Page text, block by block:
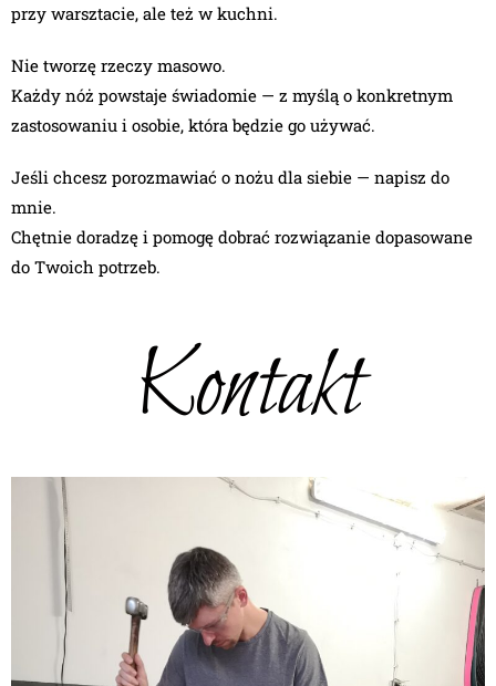
przy warsztacie, ale też w kuchni.
Nie tworzę rzeczy masowo.
Każdy nóż powstaje świadomie — z myślą o konkretnym
zastosowaniu i osobie, która będzie go używać.
Jeśli chcesz porozmawiać o nożu dla siebie — napisz do
mnie.
Chętnie doradzę i pomogę dobrać rozwiązanie dopasowane
do Twoich potrzeb.
Kontakt